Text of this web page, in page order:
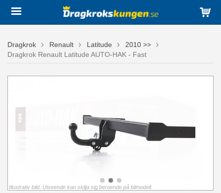
Dragkrok Renault Latitude
2010 >>
Dragkrok Renault Latitude AUTO-HAK - Fast
Illustrativ bild. Utseende kan skilja sig beroende på bilmodell.